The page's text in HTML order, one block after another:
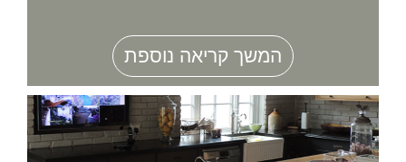
המשך קריאה נוספת